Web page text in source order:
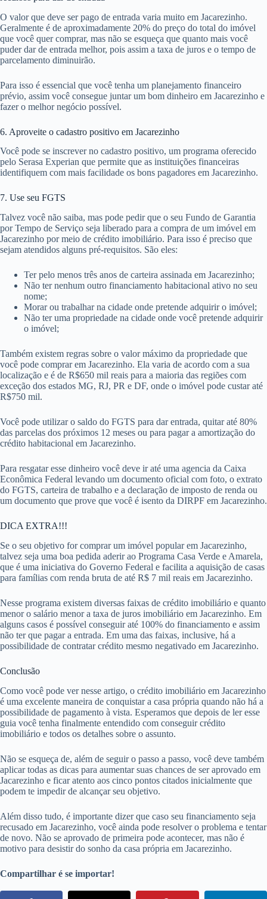
O valor que deve ser pago de entrada varia muito em Jacarezinho.
Geralmente é de aproximadamente 20% do preço do total do imóvel
que você quer comprar, mas não se esqueça que quanto mais você
puder dar de entrada melhor, pois assim a taxa de juros e o tempo de
parcelamento diminuirão.
Para isso é essencial que você tenha um planejamento financeiro
prévio, assim você consegue juntar um bom dinheiro em Jacarezinho e
fazer o melhor negócio possível.
6. Aproveite o cadastro positivo em Jacarezinho
Você pode se inscrever no cadastro positivo, um programa oferecido
pelo Serasa Experian que permite que as instituições financeiras
identifiquem com mais facilidade os bons pagadores em Jacarezinho.
7. Use seu FGTS
Talvez você não saiba, mas pode pedir que o seu Fundo de Garantia
por Tempo de Serviço seja liberado para a compra de um imóvel em
Jacarezinho por meio de crédito imobiliário. Para isso é preciso que
sejam atendidos alguns pré-requisitos. São eles:
Ter pelo menos três anos de carteira assinada em Jacarezinho;
Não ter nenhum outro financiamento habitacional ativo no seu
nome;
Morar ou trabalhar na cidade onde pretende adquirir o imóvel;
Não ter uma propriedade na cidade onde você pretende adquirir
o imóvel;
Também existem regras sobre o valor máximo da propriedade que
você pode comprar em Jacarezinho. Ela varia de acordo com a sua
localização e é de R$650 mil reais para a maioria das regiões com
exceção dos estados MG, RJ, PR e DF, onde o imóvel pode custar até
R$750 mil.
Você pode utilizar o saldo do FGTS para dar entrada, quitar até 80%
das parcelas dos próximos 12 meses ou para pagar a amortização do
crédito habitacional em Jacarezinho.
Para resgatar esse dinheiro você deve ir até uma agencia da Caixa
Econômica Federal levando um documento oficial com foto, o extrato
do FGTS, carteira de trabalho e a declaração de imposto de renda ou
um documento que prove que você é isento da DIRPF em Jacarezinho.
DICA EXTRA!!!
Se o seu objetivo for comprar um imóvel popular em Jacarezinho,
talvez seja uma boa pedida aderir ao Programa Casa Verde e Amarela,
que é uma iniciativa do Governo Federal e facilita a aquisição de casas
para famílias com renda bruta de até R$ 7 mil reais em Jacarezinho.
Nesse programa existem diversas faixas de crédito imobiliário e quanto
menor o salário menor a taxa de juros imobiliário em Jacarezinho. Em
alguns casos é possível conseguir até 100% do financiamento e assim
não ter que pagar a entrada. Em uma das faixas, inclusive, há a
possibilidade de contratar crédito mesmo negativado em Jacarezinho.
Conclusão
Como você pode ver nesse artigo, o crédito imobiliário em Jacarezinho
é uma excelente maneira de conquistar a casa própria quando não há a
possibilidade de pagamento à vista. Esperamos que depois de ler esse
guia você tenha finalmente entendido com conseguir crédito
imobiliário e todos os detalhes sobre o assunto.
Não se esqueça de, além de seguir o passo a passo, você deve também
aplicar todas as dicas para aumentar suas chances de ser aprovado em
Jacarezinho e ficar atento aos cinco pontos citados inicialmente que
podem te impedir de alcançar seu objetivo.
Além disso tudo, é importante dizer que caso seu financiamento seja
recusado em Jacarezinho, você ainda pode resolver o problema e tentar
de novo. Não se aprovado de primeira pode acontecer, mas não é
motivo para desistir do sonho da casa própria em Jacarezinho.
Compartilhar é se importar!